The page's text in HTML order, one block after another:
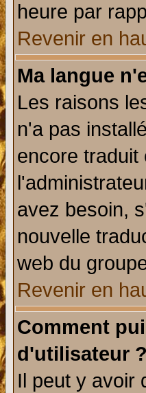
heure par
Revenir en
Ma langue
Les raisons
n'a pas
encore traduit
avez besoin,
nouvelle
web du
Revenir en
Comment
d'utilisateur ?
Il peut y avoir